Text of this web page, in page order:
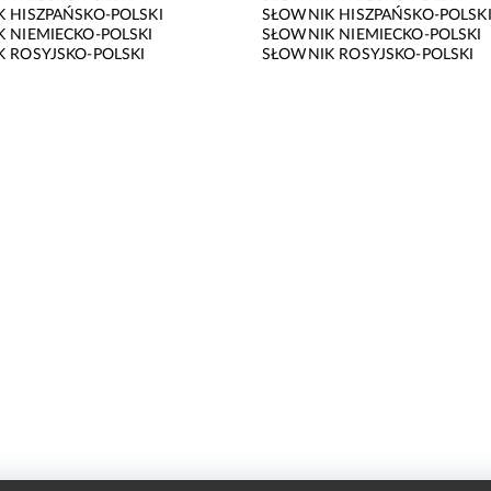
HISZPAŃSKO-POLSKI
NIEMIECKO-POLSKI
ROSYJSKO-POLSKI
SŁOWNIK HISZPAŃSKO-POLSKI
SŁOWNIK NIEMIECKO-POLSKI
SŁOWNIK ROSYJSKO-POLSKI